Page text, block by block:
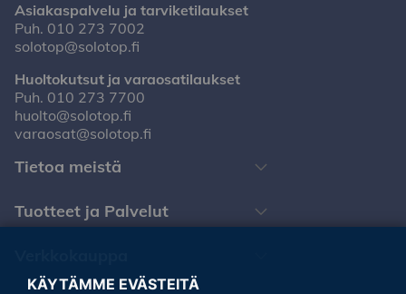
Asiakaspalvelu ja tarviketilaukset
Puh. 010 273 7002
solotop@solotop.fi
Huoltokutsut ja varaosatilaukset
Puh. 010 273 7700
huolto@solotop.fi
varaosat@solotop.fi
Tietoa meistä
Tuotteet ja Palvelut
KÄYTÄMME EVÄSTEITÄ